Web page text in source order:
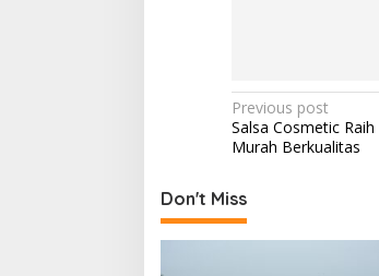
i
h
a
n
P
o
t
n
Previous post
Salsa Cosmetic
Murah Berkualitas
Don't Miss